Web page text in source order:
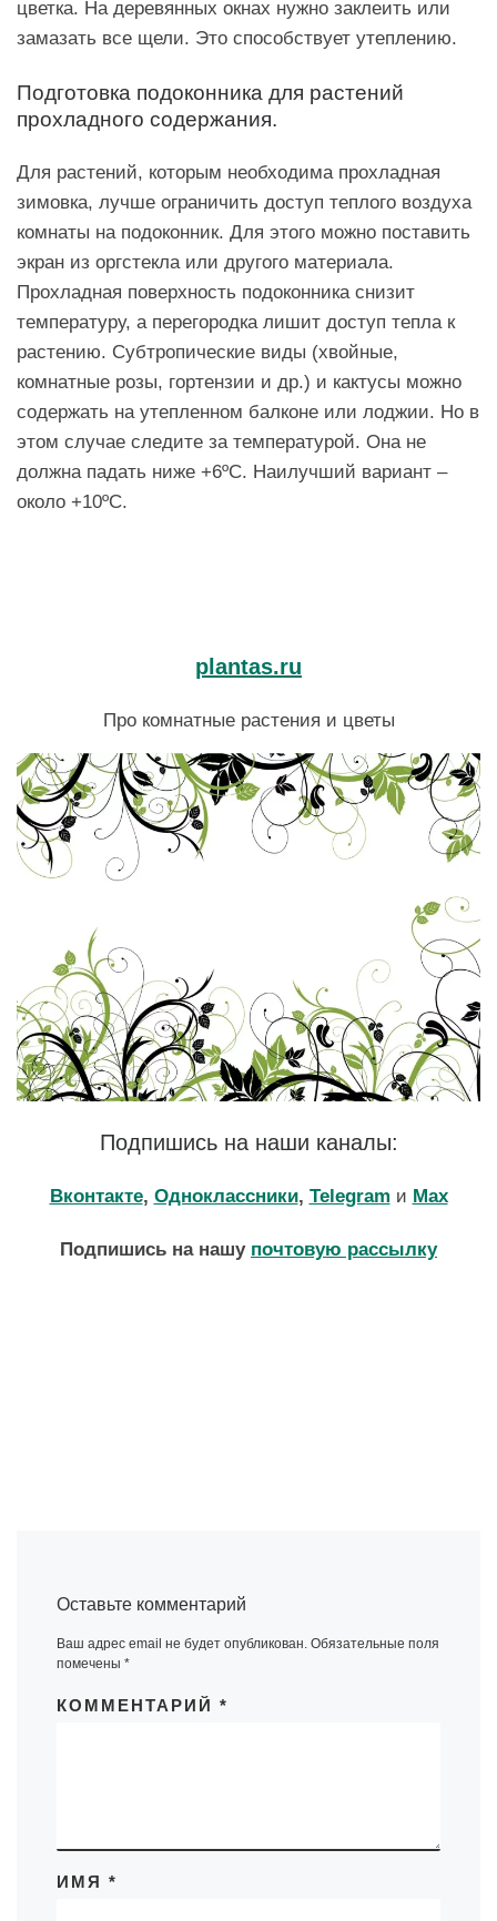
цветка. На деревянных окнах нужно заклеить или
замазать все щели. Это способствует утеплению.
Подготовка подоконника для растений
прохладного содержания.
Для растений, которым необходима прохладная
зимовка, лучше ограничить доступ теплого воздуха
комнаты на подоконник. Для этого можно поставить
экран из оргстекла или другого материала.
Прохладная поверхность подоконника снизит
температуру, а перегородка лишит доступ тепла к
растению. Субтропические виды (хвойные,
комнатные розы, гортензии и др.) и кактусы можно
содержать на утепленном балконе или лоджии. Но в
этом случае следите за температурой. Она не
должна падать ниже +6ºC. Наилучший вариант –
около +10ºC.
plantas.ru
Про комнатные растения и цветы
Подпишись на наши каналы:
Вконтакте, Одноклассники, Telegram и Max
Подпишись на нашу почтовую рассылку
Оставьте комментарий
Ваш адрес email не будет опубликован. Обязательные поля
помечены*
КОММЕНТАРИЙ*
ИМЯ*